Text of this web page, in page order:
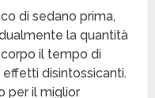
di sedano prima,
la quantità
il tempo di
disintossicanti.
per il miglior